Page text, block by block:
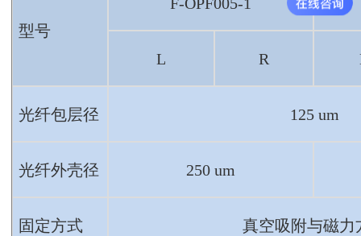
型号
F-OPF005-1
L R
光纤包层径 125 um
光纤外壳径 250 um
固定方式 真空吸附与磁力